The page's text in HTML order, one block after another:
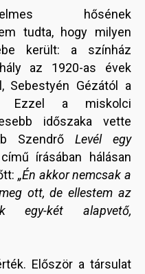
hősének
tudta, hogy milyen
került: a színház
az 1920-as évek
Sebestyén Gézától a
Ezzel a miskolci
időszaka vette
Szendrő Levél egy
írásában hálásan
„Én akkor nemcsak a
ott, de ellestem az
egy-két alapvető,
Először a társulat